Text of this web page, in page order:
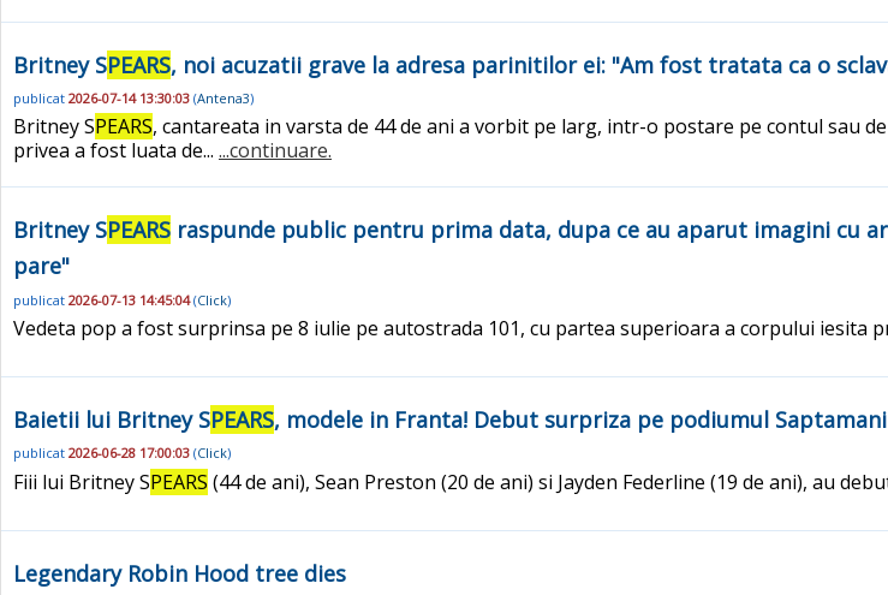
Britney SPEARS, noi acuzatii grave la adresa parinitilor ei: "Am fost tratata ca o
publicat 2026-07-14 13:30:03 (Antena3)
Britney SPEARS, cantareata in varsta de 44 de ani a vorbit pe larg, intr-o postare pe contul sau
privea a fost luata de... ...continuare.
Britney SPEARS raspunde public pentru prima data, dupa ce au aparut imagini cu
pare"
publicat 2026-07-13 14:45:04(Click)
Vedeta pop a fost surprinsa pe 8 iulie pe autostrada 101, cu partea superioara a corpului iesita
Baietii lui Britney SPEARS, modele in Franta! Debut surpriza pe podiumul
publicat 2026-06-28 17:00:03 (Click)
Fiii lui Britney SPEARS (44 de ani), Sean Preston (20 de ani) si Jayden Federline (19 de ani), au
Legendary Robin Hood tree dies